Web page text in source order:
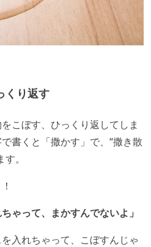
くり返す
こぼす、ひっくり返してしま
書くと「撒かす」で、“撒き散
。
ゃって、まかすんでないよ」
入れちゃって、こぼすんじゃ